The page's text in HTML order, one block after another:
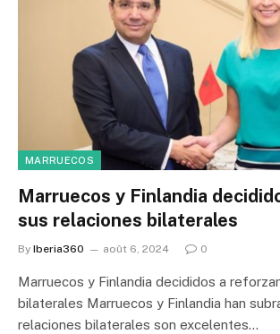
MARRUECOS
Marruecos y Finlandia
sus relaciones bilaterales
By Iberia360 août 6, 2024 0
Marruecos y Finlandia decididos a
bilaterales Marruecos y Finlandia han
relaciones bilaterales son excelentes…